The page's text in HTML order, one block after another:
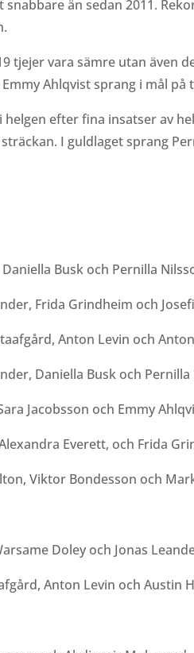
än sedan 2011.
tjejer vara sämre utan
Ahlqvist sprang i mål på
efter fina insatser av
I guldlaget sprang
Busk och Pernilla
Frida Grindheim och
Anton Levin och
Daniella Busk och Pernilla
Jacobsson och Emmy
Everett, och Frida
Viktor Bondesson och
Doley och Jonas
Anton Levin och Austin